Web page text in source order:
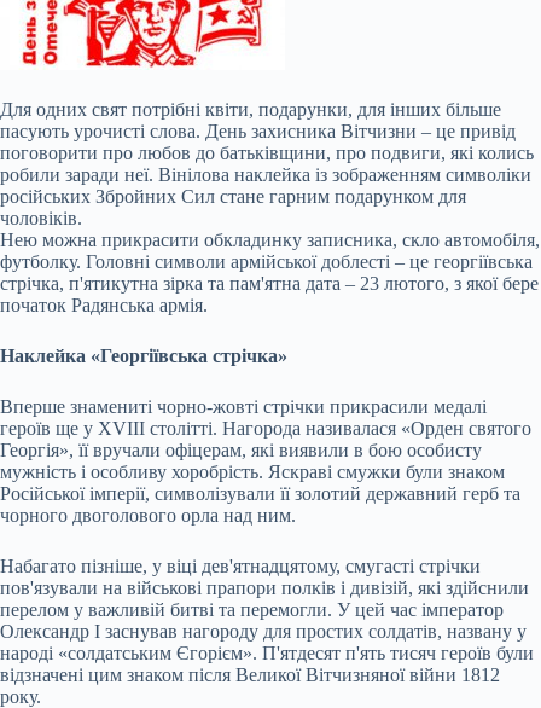
Для одних свят потрібні квіти, подарунки, для інших більше
пасують урочисті слова. День захисника Вітчизни – це привід
поговорити про любов до батьківщини, про подвиги, які колись
робили заради неї. Вінілова наклейка із зображенням символіки
російських Збройних Сил стане гарним подарунком для
чоловіків.
Нею можна прикрасити обкладинку записника, скло автомобіля,
футболку. Головні символи армійської доблесті – це георгіївська
стрічка, п'ятикутна зірка та пам'ятна дата – 23 лютого, з якоїбере
початок Радянська армія.
Наклейка «Георгіївська стрічка»
Вперше знамениті чорно-жовті стрічки прикрасили медалі
героїв ще у XVIII столітті. Нагорода називалася «Орден святого
Георгія», її вручали офіцерам, які виявили в бою особисту
мужність і особливу хоробрість. Яскраві смужки були знаком
Російської імперії, символізували її золотий державний герб та
чорного двоголового орла над ним.
Набагато пізніше, у віці дев'ятнадцятому, смугасті стрічки
пов'язували на військові прапори полків і дивізій, які здійснили
перелом у важливій битві та перемогли. У цей час імператор
Олександр I заснував нагороду для простих солдатів, названу у
народі «солдатським Єгорієм». П'ятдесят п'ять тисяч героїв були
відзначені цим знаком після Великої Вітчизняної війни 1812
року.